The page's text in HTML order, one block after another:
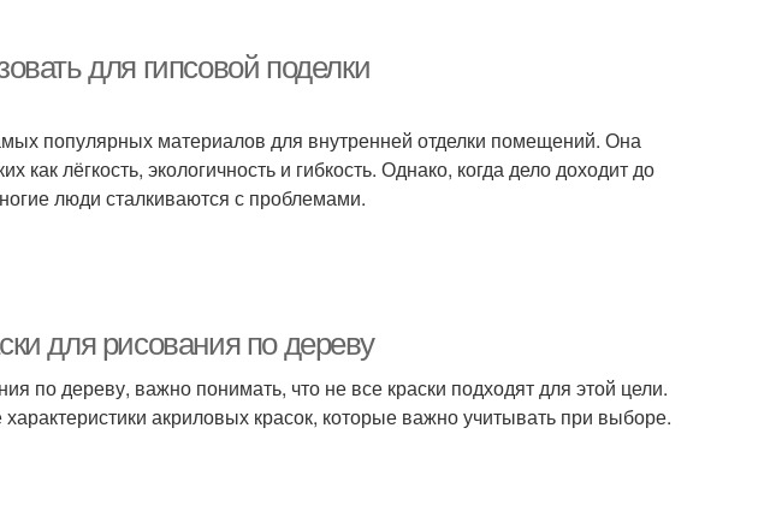
для гипсовой поделки
популярных материалов для внутренней отделки помещений. Она
как лёгкость, экологичность и гибкость. Однако, когда дело доходит до
люди сталкиваются с проблемами.
для рисования по дереву
по дереву, важно понимать, что не все краски подходят для этой цели.
акриловых красок, которые важно учитывать при выборе.